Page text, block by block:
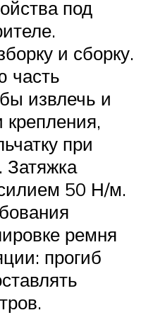
под
и сборку.
часть
извлечь и
крепления,
при
Затяжка
50 Н/м.
ремня
прогиб